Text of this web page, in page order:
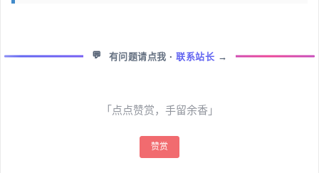
💬 有问题请点我 ·联系站长 →
「点点赞赏，手留余香」
赞赏